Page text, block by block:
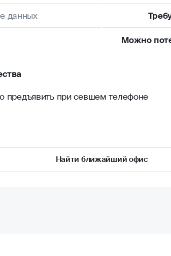
данных
Можно
предъявить при севшем телефоне
Найти ближайший офис